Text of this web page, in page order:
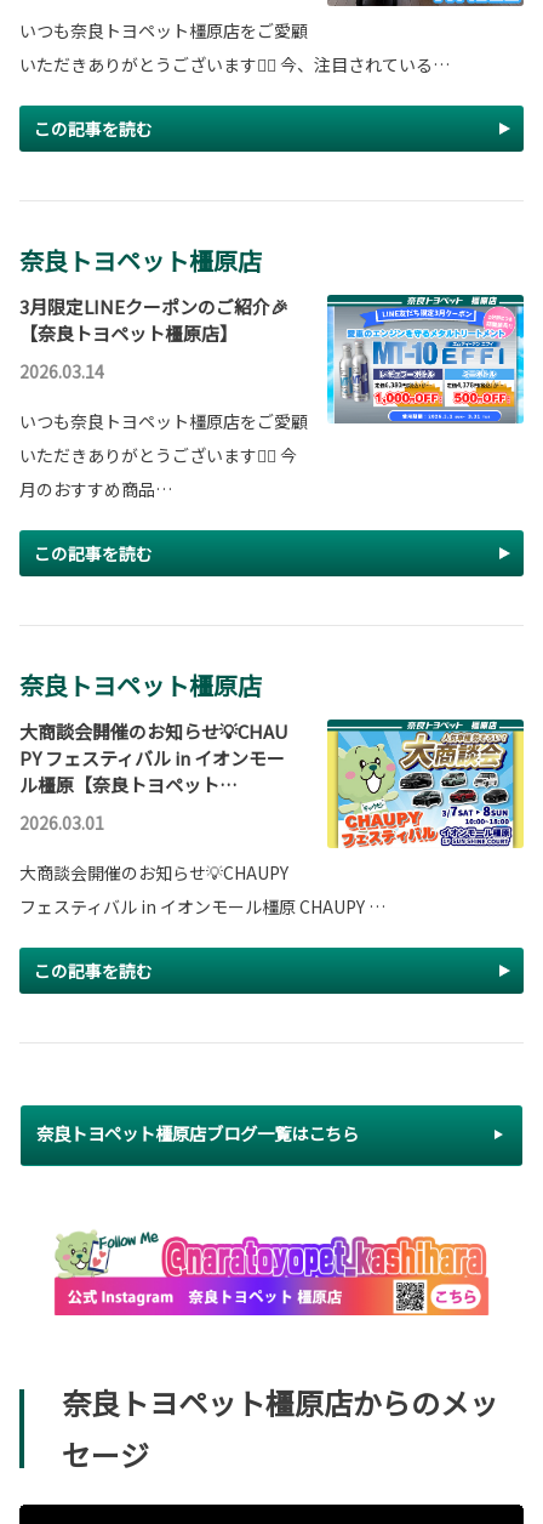
いつも奈良トヨペット橿原店をご愛顧
いただきありがとうございます🙇‍♂️ 今、注目されている…
この記事を読む
奈良トヨペット橿原店
3月限定LINEクーポンのご紹介🎉
【奈良トヨペット橿原店】
2026.03.14
いつも奈良トヨペット橿原店をご愛顧
いただきありがとうございます🙇‍♂️ 今
月のおすすめ商品…
この記事を読む
奈良トヨペット橿原店
大商談会開催のお知らせ💡CHAU
PY フェスティバル in イオンモー
ル橿原【奈良トヨペット…
2026.03.01
大商談会開催のお知らせ💡CHAUPY
フェスティバル in イオンモール橿原 CHAUPY …
この記事を読む
奈良トヨペット橿原店ブログ一覧はこちら
奈良トヨペット橿原店からのメッ
セージ